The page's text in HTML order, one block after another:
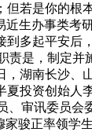
若是你的
生办事类
多起平安
是，制定
湖南长沙
投资创始
、审讯委员
骏正率领